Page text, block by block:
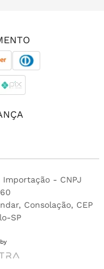
- CNPJ
Consolação, CEP
SP